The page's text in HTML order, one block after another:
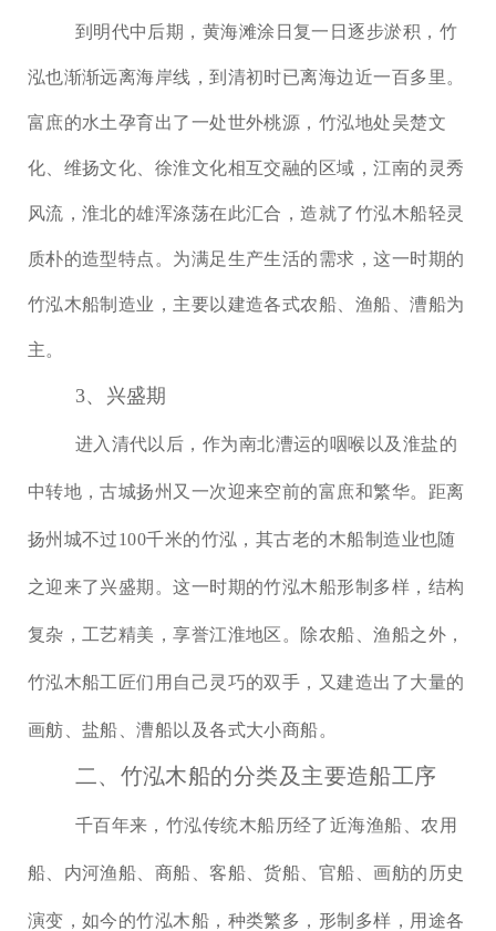
到明代中后期，黄海滩涂日复一日逐步淤积，竹
泓也渐渐远离海岸线，到清初时已离海边近一百多里。
富庶的水土孕育出了一处世外桃源，竹泓地处吴楚文
化、维扬文化、徐淮文化相互交融的区域，江南的灵秀
风流，淮北的雄浑涤荡在此汇合，造就了竹泓木船轻灵
质朴的造型特点。为满足生产生活的需求，这一时期的
竹泓木船制造业，主要以建造各式农船、渔船、漕船为
主。
3、兴盛期
进入清代以后，作为南北漕运的咽喉以及淮盐的
中转地，古城扬州又一次迎来空前的富庶和繁华。距离
扬州城不过100千米的竹泓，其古老的木船制造业也随
之迎来了兴盛期。这一时期的竹泓木船形制多样，结构
复杂，工艺精美，享誉江淮地区。除农船、渔船之外，
竹泓木船工匠们用自己灵巧的双手，又建造出了大量的
画舫、盐船、漕船以及各式大小商船。
二、竹泓木船的分类及主要造船工序
千百年来，竹泓传统木船历经了近海渔船、农用
船、内河渔船、商船、客船、货船、官船、画舫的历史
演变，如今的竹泓木船，种类繁多，形制多样，用途各